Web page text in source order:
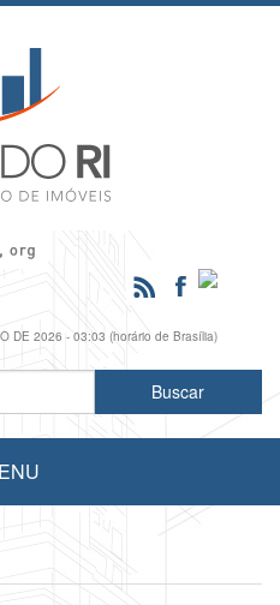
DE 2026 - 03:03 (horário de Brasília)